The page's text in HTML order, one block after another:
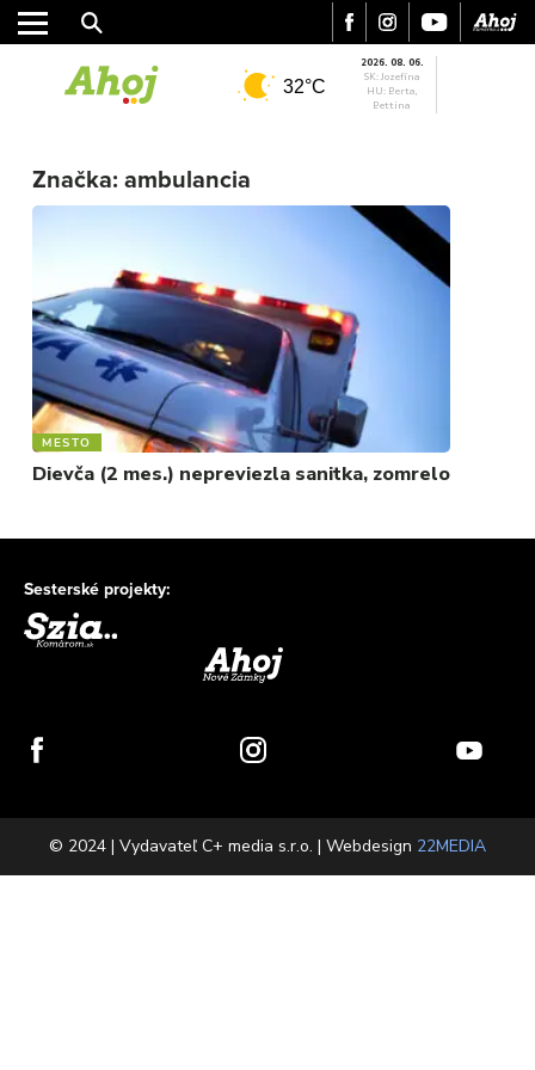
ŠPORT
VIDEO
MIX
32°C
2026. 08. 06.
SK: Jozefína
HU: Berta,
Bettina
Značka: ambulancia
MESTO
Dievča (2 mes.) nepreviezla sanitka, zomrelo
Sesterské projekty:
© 2024 | Vydavateľ C+ media s.r.o. | Webdesign 22MEDIA